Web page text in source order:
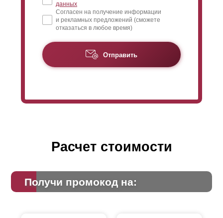
данных
Согласен на получение информации
и рекламных предложений (сможете
отказаться в любое время)
Отправить
Расчет стоимости
Получи промокод на: